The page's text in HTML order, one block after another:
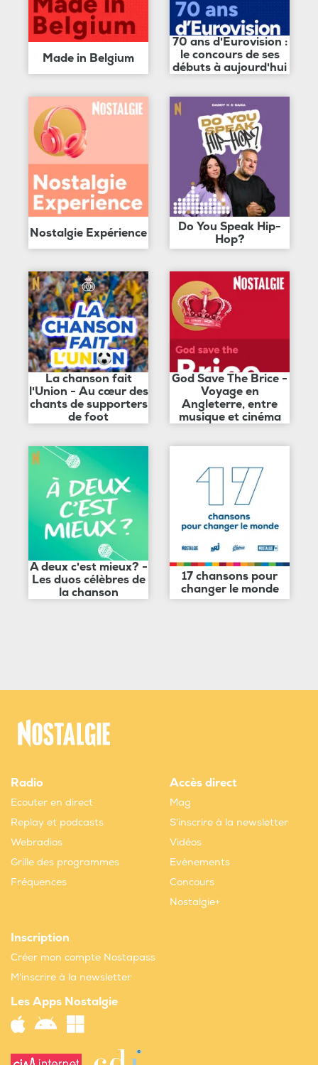
Made in Belgium
70 ans d'Eurovision :
le concours de ses
débuts à aujourd'hui
Nostalgie Expérience
Do You Speak Hip-
Hop?
La chanson fait
l'Union - Au cœur des
chants de supporters
de foot
God Save The Brice -
Voyage en
Angleterre, entre
musique et cinéma
A deux c'est mieux? -
Les duos célèbres de
la chanson
17 chansons pour
changer le monde
Radio
Ecouter en direct
Replay et podcasts
Webradios
Grille des programmes
Fréquences
Accès direct
Mag
S'inscrire à la newsletter
Vidéos
Evènements
Concours
Nostalgie+
Inscription
Créer mon compte Nostapass
M'inscrire à la newsletter
Les Apps Nostalgie